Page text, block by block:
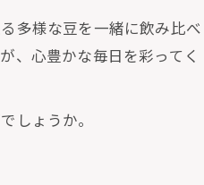
多様な豆を一緒に飲み比べ
、心豊かな毎日を彩ってく
しょうか。